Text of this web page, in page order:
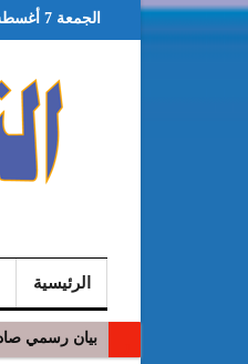
الجمعة 7 أغسطس 2026
الرئيسية
في افتتاح